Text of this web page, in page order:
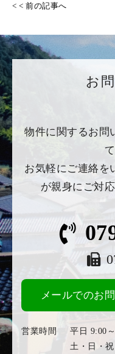
< < 前の記事へ
お
物件に関するお問
お気軽にご連絡を
が親身にご対
メールでのお
営業時間
平日 9:00
土・日・